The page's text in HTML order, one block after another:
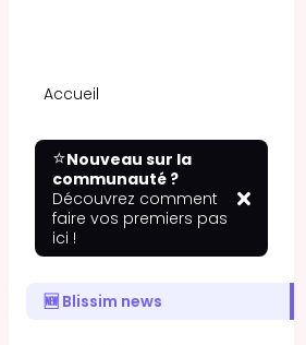
Accueil
⭐Nouveau sur la
communauté ?
Découvrez comment
faire vos premiers pas
ici !
🆕 Blissim news